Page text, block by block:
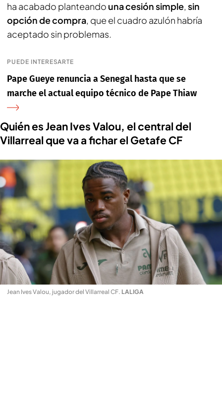
ha acabado planteando una cesión simple, sin
opción de compra, que el cuadro azulón habría
aceptado sin problemas.
PUEDE INTERESARTE
Pape Gueye renuncia a Senegal hasta que se
marche el actual equipo técnico de Pape Thiaw
Quién es Jean Ives Valou, el central del
Villarreal que va a fichar el Getafe CF
Jean Ives Valou, jugador del Villarreal CF. LALIGA